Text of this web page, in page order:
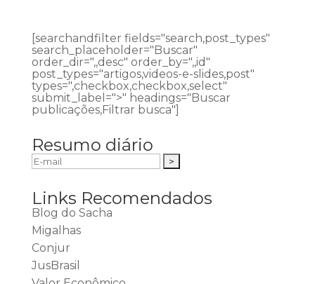
[searchandfilter fields="search,post_types"
search_placeholder="Buscar"
order_dir=",,desc" order_by=",,id"
post_types="artigos,videos-e-slides,post"
types=",checkbox,checkbox,select"
submit_label=">" headings="Buscar
publicações,Filtrar busca"]
Resumo diário
Links Recomendados
Blog do Sacha
Migalhas
Conjur
JusBrasil